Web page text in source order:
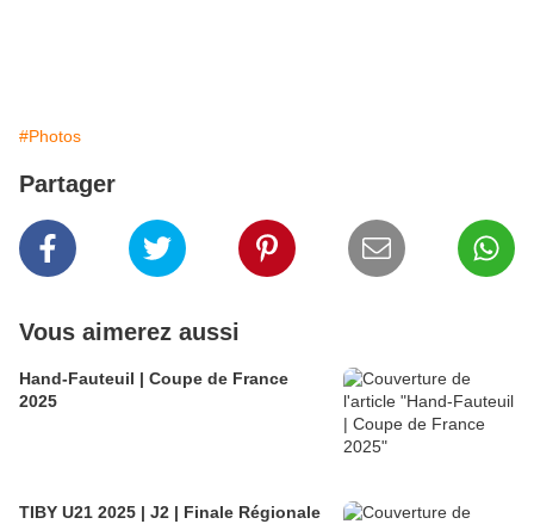
#Photos
Partager
Vous aimerez aussi
Hand-Fauteuil | Coupe de France
2025
TIBY U21 2025 | J2 | Finale Régionale